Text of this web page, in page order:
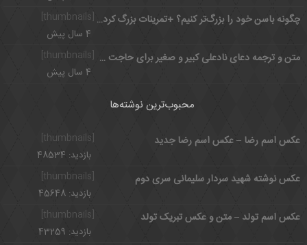
چگونه باسن خود را بزرگ‌تر کنیم؟ +تمرینات بزرگ کردن باسن
4 سال پیش
متن و ترجمه دعای نادعلی کبیر و صغیر برای حاجت + فضائل ختم نادعلی
4 سال پیش
محبوب‌ترین نوشته‌ها
عکس اسم رضا – عکس اسم رضا جدید
بازدید: 48534
[thumbnails]
عکس نوشته شهید سردار سلیمانی سری دوم
بازدید: 45648
عکس اسم تولد – متن و عکس تبریک تولد
بازدید: 43259